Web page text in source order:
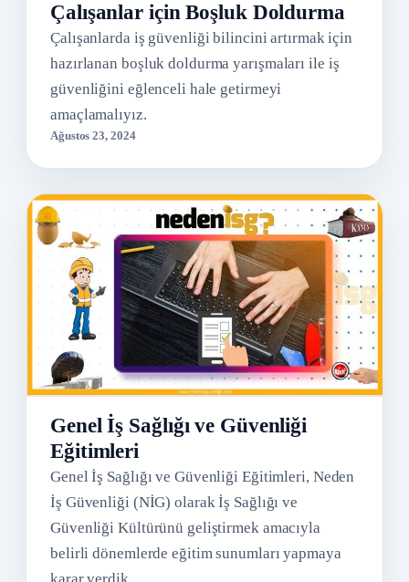
Çalışanlar için Boşluk Doldurma
Çalışanlarda iş güvenliği bilincini artırmak için
hazırlanan boşluk doldurma yarışmaları ile iş
güvenliğini eğlenceli hale getirmeyi
amaçlamalıyız.
Ağustos 23, 2024
Genel İş Sağlığı ve Güvenliği
Eğitimleri
Genel İş Sağlığı ve Güvenliği Eğitimleri, Neden
İş Güvenliği (NİG) olarak İş Sağlığı ve
Güvenliği Kültürünü geliştirmek amacıyla
belirli dönemlerde eğitim sunumları yapmaya
karar verdik